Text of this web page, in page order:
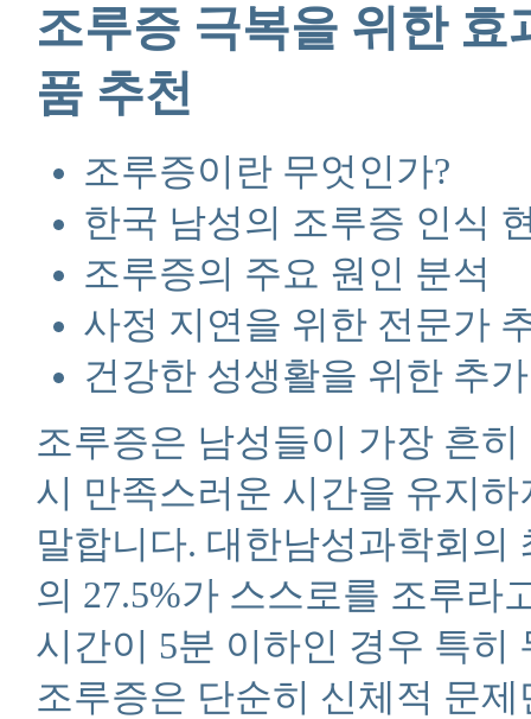
조루증 극복을 위한
품 추천
조루증이란 무엇인가?
한국 남성의 조루증 인식
조루증의 주요 원인 분석
사정 지연을 위한 전문가
건강한 성생활을 위한 추
조루증은 남성들이 가장 흔
시 만족스러운 시간을 유지
말합니다. 대한남성과학회의
의 27.5%가 스스로를 조루라
시간이 5분 이하인 경우 특히
조루증은 단순히 신체적 문